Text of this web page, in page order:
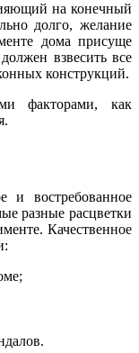
на конечный
долго, желание
дома присуще
взвесить все
конструкций.
факторами, как
и востребованное
разные расцветки
Качественное